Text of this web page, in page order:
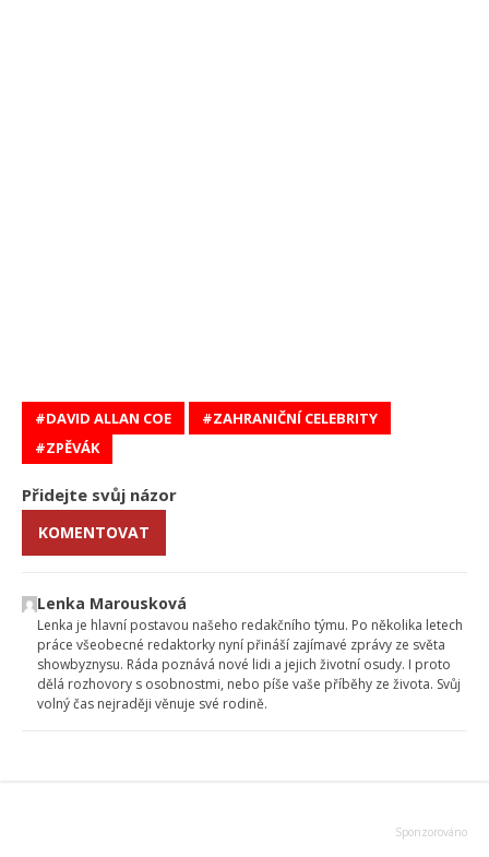
DAVID ALLAN COE
ZAHRANIČNÍ CELEBRITY
ZPĚVÁK
Přidejte svůj názor
KOMENTOVAT
Lenka Marousková
Lenka je hlavní postavou našeho redakčního týmu. Po několika letech
práce všeobecné redaktorky nyní přináší zajímavé zprávy ze světa
showbyznysu. Ráda poznává nové lidi a jejich životní osudy. I proto
dělá rozhovory s osobnostmi, nebo píše vaše příběhy ze života. Svůj
volný čas nejraději věnuje své rodině.